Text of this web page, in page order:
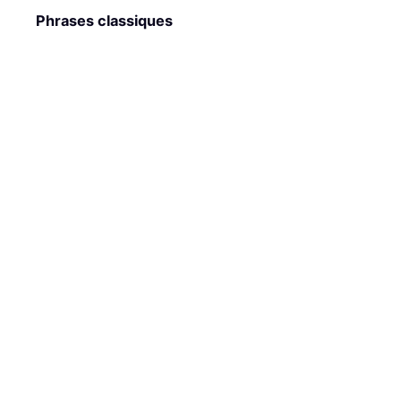
Phrases classiques